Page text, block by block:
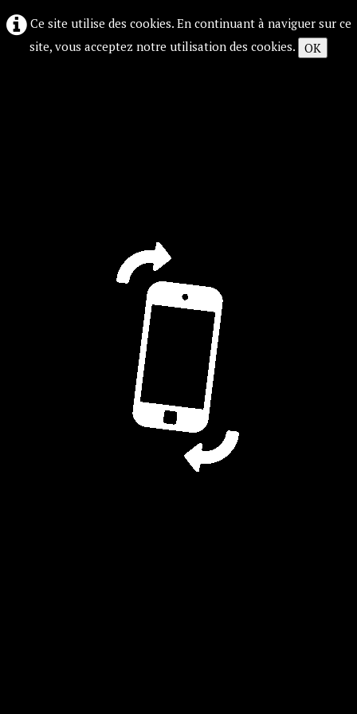
Ce site utilise des cookies. En continuant à naviguer sur ce
site, vous acceptez notre utilisation des cookies. OK